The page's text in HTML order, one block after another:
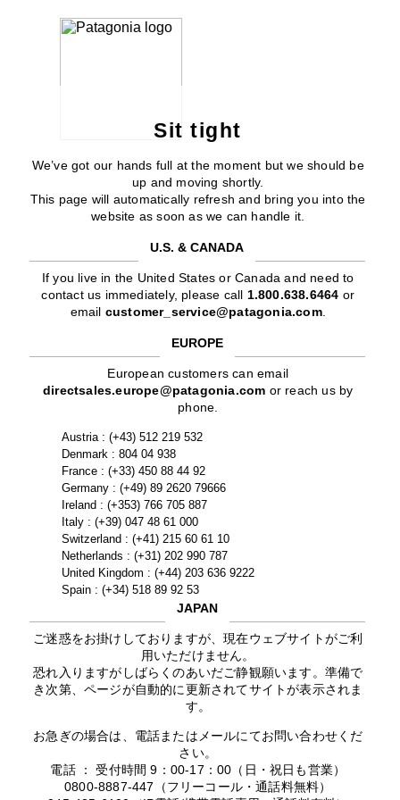
Sit tight
We’ve got our hands full at the moment but we should be
up and moving shortly.
This page will automatically refresh and bring you into the
website as soon as we can handle it.
U.S. & CANADA
If you live in the United States or Canada and need to
contact us immediately, please call 1.800.638.6464 or
email customer_service@patagonia.com.
EUROPE
European customers can email
directsales.europe@patagonia.com or reach us by
phone.
Austria : (+43) 512 219 532
Denmark : 804 04 938
France : (+33) 450 88 44 92
Germany : (+49) 89 2620 79666
Ireland : (+353) 766 705 887
Italy : (+39) 047 48 61 000
Switzerland : (+41) 215 60 61 10
Netherlands : (+31) 202 990 787
United Kingdom : (+44) 203 636 9222
Spain : (+34) 518 89 92 53
JAPAN
ご迷惑をお掛けしておりますが、現在ウェブサイトがご利
用いただけません。
恐れ入りますがしばらくのあいだご静観願います。準備で
き次第、ページが自動的に更新されてサイトが表示されま
す。
お急ぎの場合は、電話またはメールにてお問い合わせくだ
さい。
電話 ： 受付時間 9：00-17：00（日・祝日も営業）
0800-8887-447（フリーコール・通話料無料）